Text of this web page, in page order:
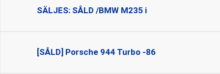
SÄLJES: SÅLD /BMW M235 i
[SÅLD] Porsche 944 Turbo -86